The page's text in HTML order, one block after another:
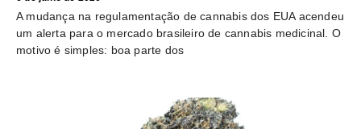
A mudança na regulamentação de cannabis dos EUA acendeu
um alerta para o mercado brasileiro de cannabis medicinal. O
motivo é simples: boa parte dos